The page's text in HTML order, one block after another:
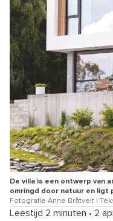
De villa is een ontwerp van
omringd door natuur en ligt
Fotografie Anne Bråtveit |
Leestijd 2 minuten • 2